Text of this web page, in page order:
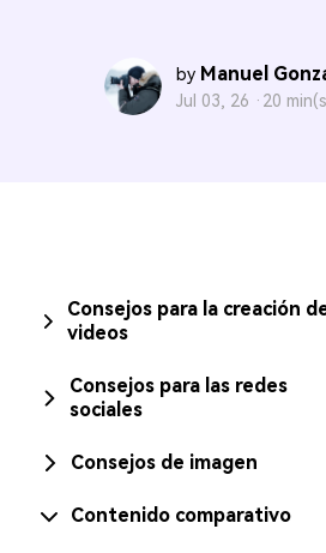
by Manuel
Jul 03, 26 · 20
Consejos para la creación
videos
Consejos para las redes
sociales
Consejos de imagen
Contenido comparativo